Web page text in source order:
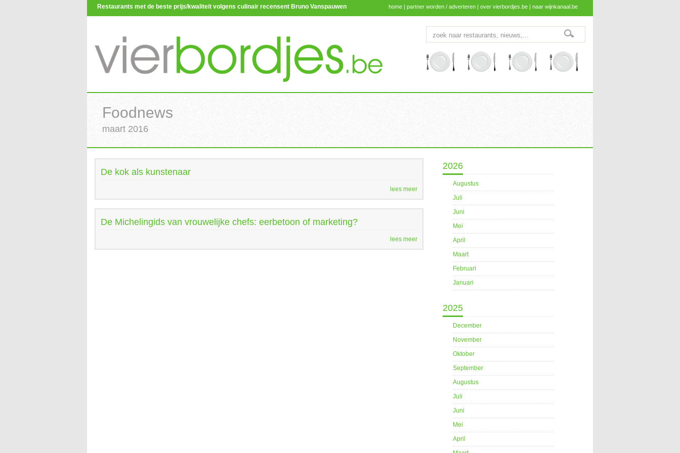
Restaurants met de beste prijs/kwaliteit volgens culinair recensent Bruno Vanspauwen home | partner worden / adverteren | over vierbordjes.be | naar wijnkanaal.be
Foodnews
maart 2016
De kok als kunstenaar
lees meer
De Michelingids van vrouwelijke chefs: eerbetoon of marketing?
lees meer
2026
Augustus
Juli
Juni
Mei
April
Maart
Februari
Januari
2025
December
November
Oktober
September
Augustus
Juli
Juni
Mei
April